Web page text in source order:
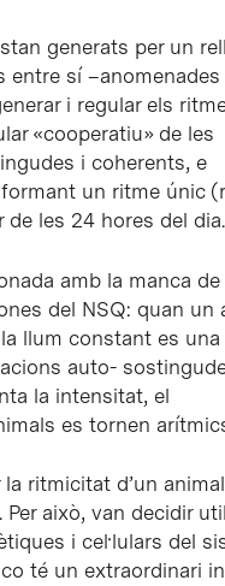
generats per un
entre sí
i regular els
«cooperatiu» de les
i coherents, e
un ritme únic
les 24 hores del dia.
amb la manca de
del NSQ: quan un
llum constant es una
auto-
la intensitat, el
es tornen
ritmicitat d’un
això, van decidir
i cel·lulars del
té un extraordinari